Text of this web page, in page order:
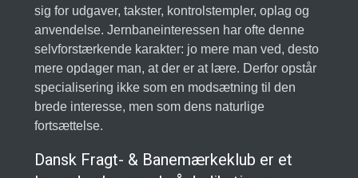
sig for udgaver, takster, kontrolstempler, oplag og
anvendelse. Jernbaneinteressen har ofte denne
selvforstærkende karakter: jo mere man ved, desto
mere opdager man, at der er at lære. Derfor opstår
specialisering ikke som en modsætning til den
brede interesse, men som dens naturlige
fortsættelse.
Dansk Fragt- & Banemærkeklub er et